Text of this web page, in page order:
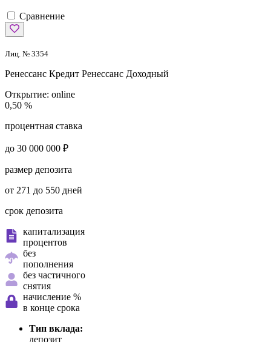
Сравнение
Лиц. № 3354
Ренессанс Кредит Ренессанс Доходный
Открытие: online
0,50 %
процентная ставка
до 30 000 000 ₽
размер депозита
от 271 до 550 дней
срок депозита
капитализация
процентов
без
пополнения
без частичного
снятия
начисление %
в конце срока
Тип вклада:
депозит